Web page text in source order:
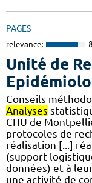
PAGES
relevance:
Unité de
Conseils
Analyses
CHU de
protocoles de
réalisation [...]
(support
données) et à
une activité de